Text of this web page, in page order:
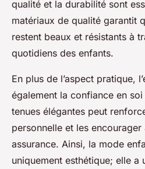
qualité et la durabilité sont
matériaux de qualité garantit
restent beaux et résistants à
quotidiens des enfants.
En plus de l’aspect pratique,
également la confiance en
tenues élégantes peut
personnelle et les encourager
assurance. Ainsi, la mode
uniquement esthétique; elle a